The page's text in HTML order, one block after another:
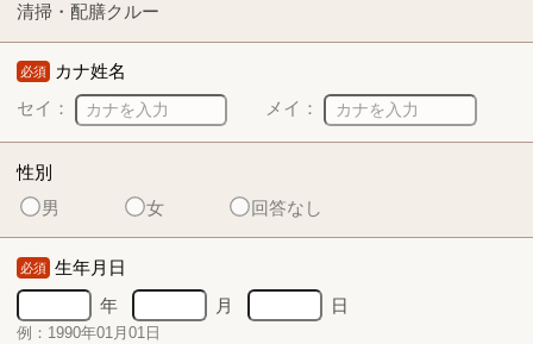
清掃・配膳クルー
必須 カナ姓名
セイ：
メイ：
性別
男
女 回答なし
必須 生年月日
年
月 日
例：1990年01月01日